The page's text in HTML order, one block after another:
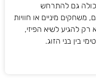
גם להתרחש
משחקים מיניים או חוויות
להגיע לשיא הפיזי,
בין בני הזוג.